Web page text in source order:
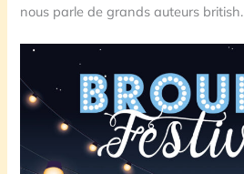
nous parle de grands auteurs british.